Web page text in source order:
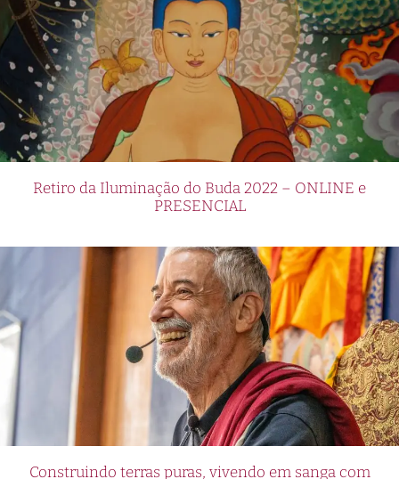
Retiro da Iluminação do Buda 2022 – ONLINE e
PRESENCIAL
Construindo terras puras, vivendo em sanga com